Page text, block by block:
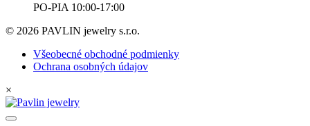
PO-PIA 10:00-17:00
© 2026 PAVLIN jewelry s.r.o.
Všeobecné obchodné podmienky
Ochrana osobných údajov
×